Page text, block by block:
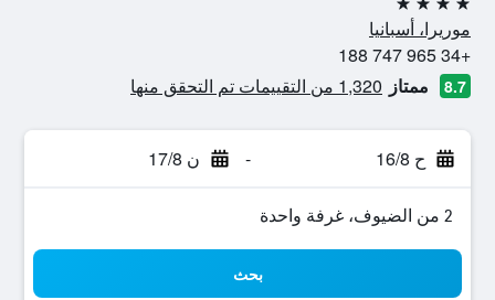
4 نجوم
موريرا، أسبانيا
+34 965 747 188
8.7 ممتاز 1,320 من التقييمات تم التحقق منها
ح 16/8 - ن 17/8
2 من الضيوف، غرفة واحدة
بحث